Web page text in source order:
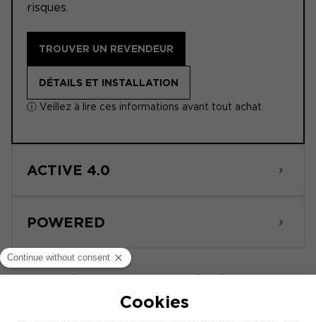
risques.
TROUVER UN REVENDEUR
DÉTAILS ET INSTALLATION
ⓘ Veillez à lire ces informations avant tout achat.
ACTIVE 4.0
POWERED
d’un véhicule comprenant un système audio